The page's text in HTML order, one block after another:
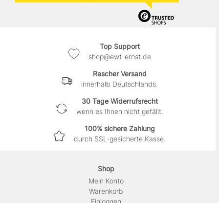
Top Support
shop@ewt-ernst.de
Rascher Versand
innerhalb Deutschlands.
30 Tage Widerrufsrecht
wenn es Ihnen nicht gefällt.
100% sichere Zahlung
durch SSL-gesicherte Kasse.
Shop
Mein Konto
Warenkorb
Einloggen